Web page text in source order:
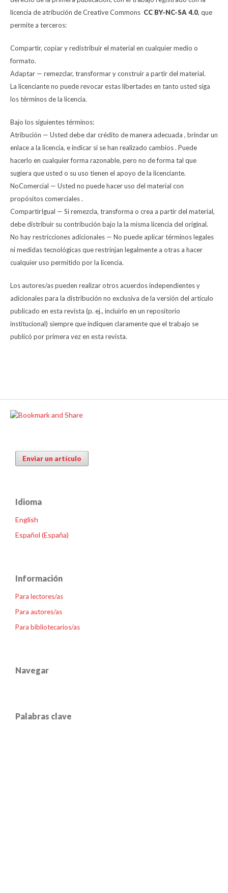
licencia de atribución de Creative Commons CC BY-NC-SA 4.0, que
permite a terceros:
Compartir, copiar y redistribuir el material en cualquier medio o
formato.
Adaptar — remezclar, transformar y construir a partir del material.
La licenciante no puede revocar estas libertades en tanto usted siga
los términos de la licencia.
Bajo los siguientes términos:
Atribución — Usted debe dar crédito de manera adecuada , brindar un
enlace a la licencia, e indicar si se han realizado cambios . Puede
hacerlo en cualquier forma razonable, pero no de forma tal que
sugiera que usted o su uso tienen el apoyo de la licenciante.
NoComercial — Usted no puede hacer uso del material con
propósitos comerciales .
CompartirIgual — Si remezcla, transforma o crea a partir del material,
debe distribuir su contribución bajo la la misma licencia del original.
No hay restricciones adicionales — No puede aplicar términos legales
ni medidas tecnológicas que restrinjan legalmente a otras a hacer
cualquier uso permitido por la licencia.
Los autores/as pueden realizar otros acuerdos independientes y
adicionales para la distribución no exclusiva de la versión del artículo
publicado en esta revista (p. ej., incluirlo en un repositorio
institucional) siempre que indiquen claramente que el trabajo se
publicó por primera vez en esta revista.
Enviar un artículo
Idioma
English
Español (España)
Información
Para lectores/as
Para autores/as
Para bibliotecarios/as
Navegar
Palabras clave